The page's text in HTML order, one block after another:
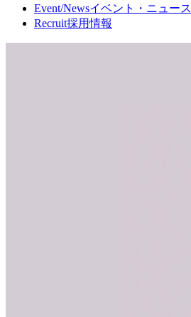
Event/Newsイベント・ニュース
Recruit採用情報